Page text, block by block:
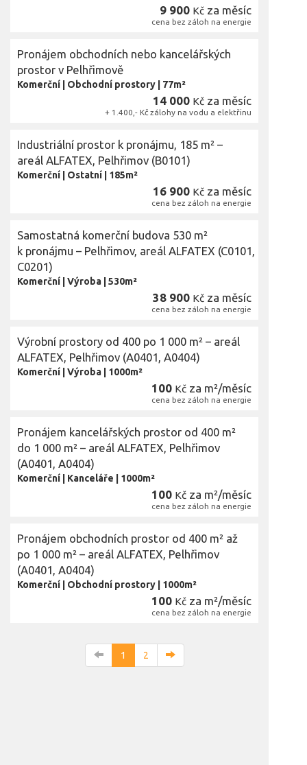
9 900 Kč za měsíc
cena bez záloh na energie
Pronájem obchodních nebo kancelářských
prostor v Pelhřimově
Komerční Obchodní prostory 77m²
14 000 Kč za měsíc
+ 1.400,- Kč zálohy na vodu a elektřinu
Industriální prostor k pronájmu, 185 m² –
areál ALFATEX, Pelhřimov (B0101)
Komerční Ostatní 185m²
16 900 Kč za měsíc
cena bez záloh na energie
Samostatná komerční budova 530 m²
k pronájmu – Pelhřimov, areál ALFATEX (C0101,
C0201)
Komerční Výroba 530m²
38 900 Kč za měsíc
cena bez záloh na energie
Výrobní prostory od 400 po 1 000 m² – areál
ALFATEX, Pelhřimov (A0401, A0404)
Komerční Výroba 1000m²
100 Kč za m²/měsíc
cena bez záloh na energie
Pronájem kancelářských prostor od 400 m²
do 1 000 m² – areál ALFATEX, Pelhřimov
(A0401, A0404)
Komerční Kanceláře 1000m²
100 Kč za m²/měsíc
cena bez záloh na energie
Pronájem obchodních prostor od 400 m² až
po 1 000 m² – areál ALFATEX, Pelhřimov
(A0401, A0404)
Komerční Obchodní prostory 1000m²
100 Kč za m²/měsíc
cena bez záloh na energie
1 2